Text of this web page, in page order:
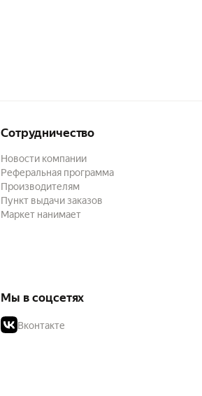
Сотрудничество
Новости компании
Реферальная программа
Производителям
Пункт выдачи заказов
Маркет нанимает
Мы в соцсетях
Вконтакте